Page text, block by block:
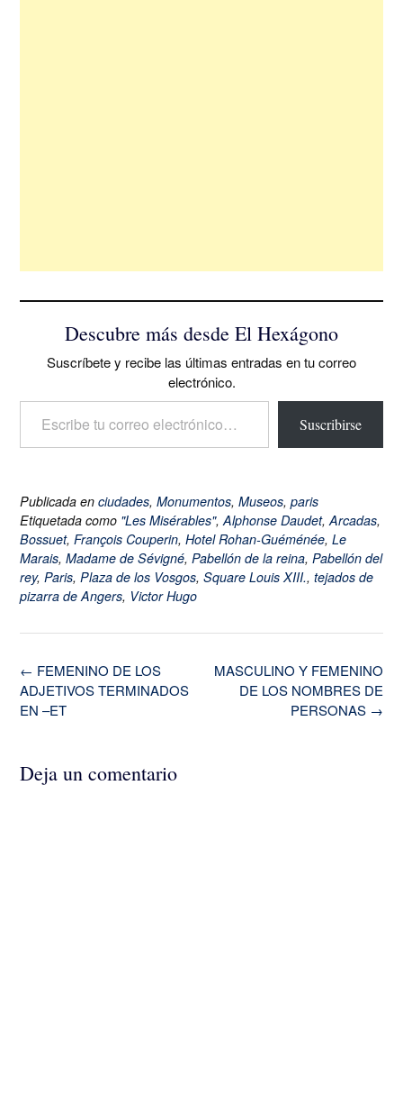
Descubre más desde El Hexágono
Suscríbete y recibe las últimas entradas en tu correo
electrónico.
Escribe tu correo electrónico…
Suscribirse
Publicada en ciudades, Monumentos, Museos, paris
Etiquetada como "Les Misérables", Alphonse Daudet, Arcadas,
Bossuet, François Couperin, Hotel Rohan-Guéménée, Le
Marais, Madame de Sévigné, Pabellón de la reina, Pabellón del
rey, Paris, Plaza de los Vosgos, Square Louis XIII., tejados de
pizarra de Angers, Victor Hugo
Navegación
de
la
MASCULINO Y FEMENINO
DE LOS NOMBRES DE
PERSONAS →
← FEMENINO DE LOS
ADJETIVOS TERMINADOS
EN –ET
Deja un comentario